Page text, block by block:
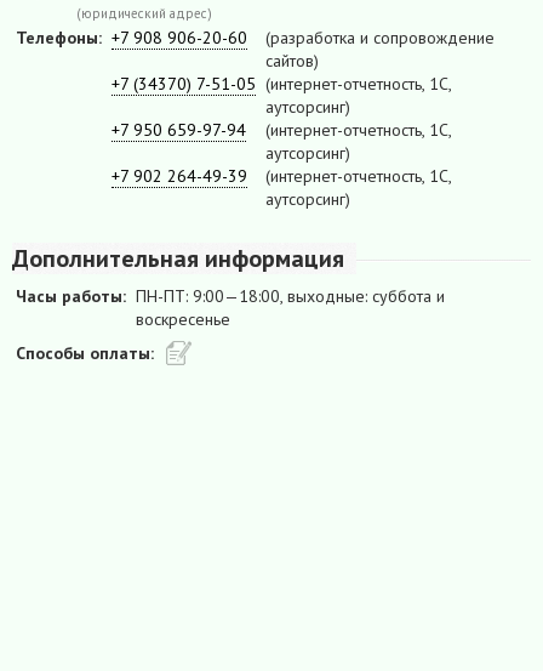
(юридический адрес)
Телефоны: +7 908 906-20-60
(разработка и сопровождение
сайтов)
+7 (34370) 7-51-05 (интернет-отчетность, 1С,
аутсорсинг)
+7 950 659-97-94
(интернет-отчетность, 1С,
аутсорсинг)
+7 902 264-49-39
(интернет-отчетность, 1С,
аутсорсинг)
Дополнительная информация
Часы работы: ПН-ПТ: 9:00—18:00, выходные: суббота и
воскресенье
Способы оплаты: